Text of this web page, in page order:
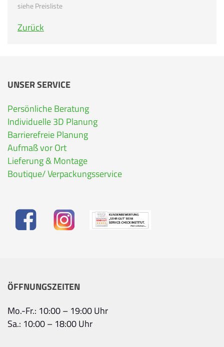
siehe Preisliste
Zurück
UNSER SERVICE
Persönliche Beratung
Individuelle 3D Planung
Barrierefreie Planung
Aufmaß vor Ort
Lieferung & Montage
Boutique/ Verpackungsservice
ÖFFNUNGSZEITEN
Mo.-Fr.: 10:00 – 19:00 Uhr
Sa.: 10:00 – 18:00 Uhr